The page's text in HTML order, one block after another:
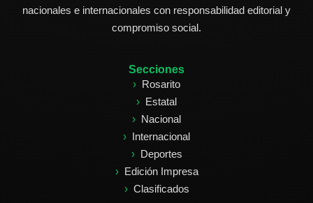
nacionales e internacionales con responsabilidad editorial y
compromiso social.
Secciones
Rosarito
Estatal
Nacional
Internacional
Deportes
Edición Impresa
Clasificados